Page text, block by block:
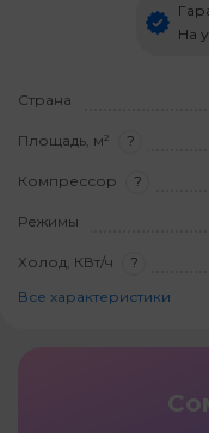
На
Страна
Площадь, м² ?
Компрессор ?
Режимы
Холод, КВт/ч ?
Все характеристики